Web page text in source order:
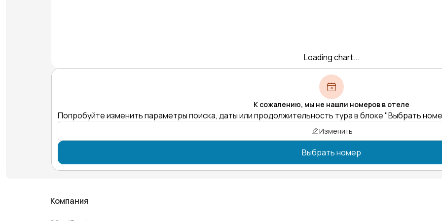
Loading chart...
К сожалению, мы не нашли номеров в отеле
Попробуйте изменить параметры поиска, даты или продолжительность тура в блоке "Выбрать
Изменить
Выбрать номер
Компания